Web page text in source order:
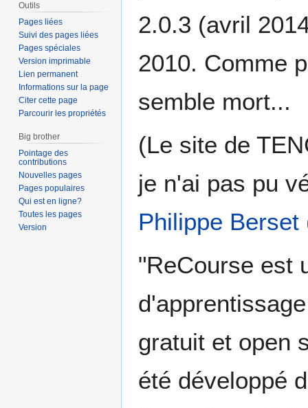
2.0.3 (avril
2010. Comme
semble mort...
(Le site de
je n'ai pas pu
Philippe Berset
"ReCourse est
gratuit et open
été développé
Outils
Pages liées
Suivi des pages liées
Pages spéciales
Version imprimable
Lien permanent
Informations sur la page
Citer cette page
Parcourir les propriétés
Big brother
Pointage des
contributions
Nouvelles pages
Pages populaires
Qui est en ligne?
Toutes les pages
Version